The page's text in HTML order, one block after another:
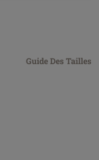
Guide Des Tailles